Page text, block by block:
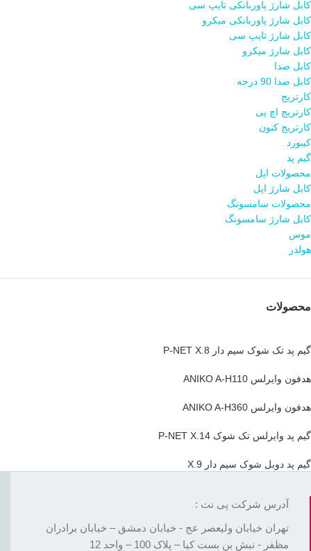
کابل شارژ پاوربانکی تایپ سی
کابل شارژ پاوربانکی میکرو
کابل شارژ تایپ سی
کابل شارژ میکرو
کابل صدا
کابل صدا 90 درجه
کارتریج
کارتریج اچ پی
کارتریج کنون
کیبورد
گیم پد
محصولات اپل
کابل شارژ اپل
محصولات سامسونگ
کابل شارژ سامسونگ
موس
هولدر
محصولات
گیم پد تک شوک سیم دار P-NET X.8
هدفون وایرلس ANIKO A-H110
هدفون وایرلس ANIKO A-H360
گیم پد وایرلس تک شوک P-NET X.14
گیم پد دوبل شوک سیم دار X.9
آدرس شرکت پی نت :
تهران خیابان ولیعصر عج - خیابان دمشق – خیابان برادران
مظفر - نبش بن بست کیا – پلاک 100 – واحد 12